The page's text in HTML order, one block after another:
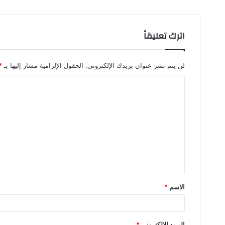
اترك تعليقاً
لن يتم نشر عنوان بريدك الإلكتروني. الحقول الإلزامية مشار إليها بـ
ق
*
الاسم *